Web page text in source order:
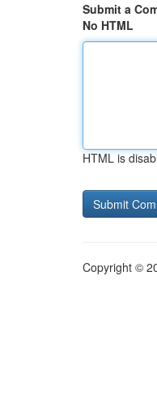
Submit a
No HTML
HTML is
Copyright ©